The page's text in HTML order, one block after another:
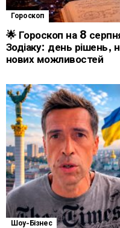
Гороскоп
🌟 Гороскоп на 8
Зодіаку: день рішень,
нових можливостей
Шоу-Бізнес